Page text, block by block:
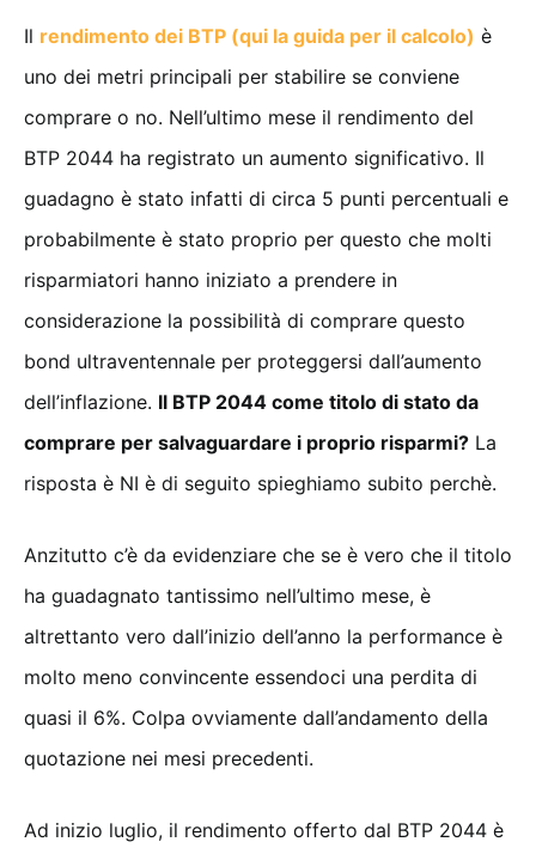
Il rendimento dei BTP (qui la guida per il calcolo) è
uno dei metri principali per stabilire se conviene
comprare o no. Nell’ultimo mese il rendimento del
BTP 2044 ha registrato un aumento significativo. Il
guadagno è stato infatti di circa 5 punti percentuali e
probabilmente è stato proprio per questo che molti
risparmiatori hanno iniziato a prendere in
considerazione la possibilità di comprare questo
bond ultraventennale per proteggersi dall’aumento
dell’inflazione. Il BTP 2044 come titolo di stato da
comprare per salvaguardare i proprio risparmi? La
risposta è NI è di seguito spieghiamo subito perchè.
Anzitutto c’è da evidenziare che se è vero che il titolo
ha guadagnato tantissimo nell’ultimo mese, è
altrettanto vero dall’inizio dell’anno la performance è
molto meno convincente essendoci una perdita di
quasi il 6%. Colpa ovviamente dall’andamento della
quotazione nei mesi precedenti.
Ad inizio luglio, il rendimento offerto dal BTP 2044 è